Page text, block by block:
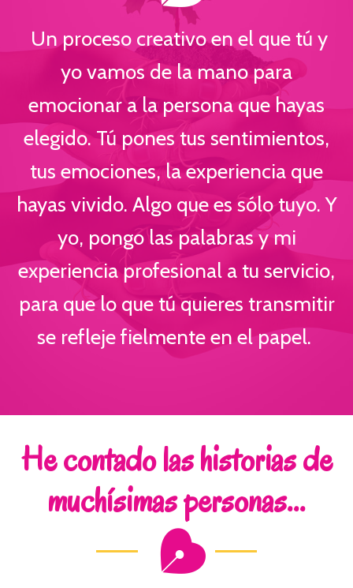
Un proceso creativo en el que tú y
yo vamos de la mano para
emocionar a la persona que hayas
elegido. Tú pones tus sentimientos,
tus emociones, la experiencia que
hayas vivido. Algo que es sólo tuyo. Y
yo, pongo las palabras y mi
experiencia profesional a tu servicio,
para que lo que tú quieres transmitir
se refleje fielmente en el papel.
He contado las historias de
muchísimas personas...